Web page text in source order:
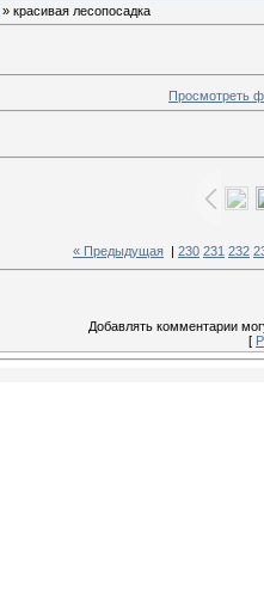
» красивая лесопосадка
Просмотреть
« Предыдущая 230 231 232
Добавлять комментарии
[